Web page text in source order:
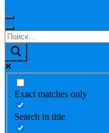
Exact matches only
Search in title